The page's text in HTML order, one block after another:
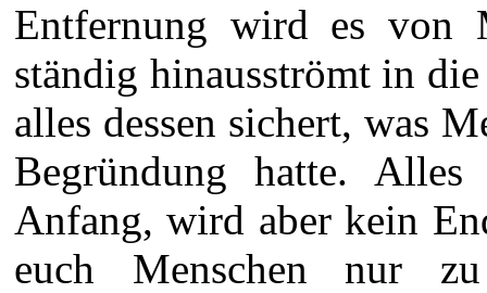
Entfernung wird es von
ständig hinausströmt in
alles dessen sichert, was
Begründung hatte.
Anfang, wird aber kein
euch Menschen nur